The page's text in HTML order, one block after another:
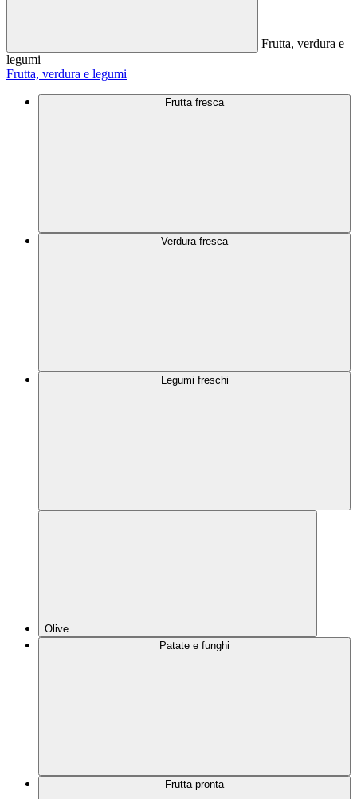
Frutta, verdura e
legumi
Frutta, verdura e legumi
Frutta fresca
Verdura fresca
Legumi freschi
Olive
Patate e funghi
Frutta pronta